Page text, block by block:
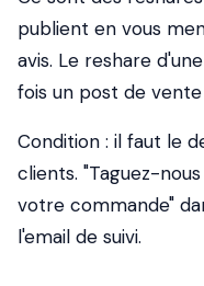
publient en vous
avis. Le reshare
fois un post de vente
Condition : il faut le
clients. "Taguez-
votre commande"
l'email de suivi.